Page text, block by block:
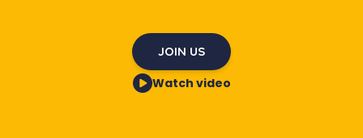
JOIN US
Watch video